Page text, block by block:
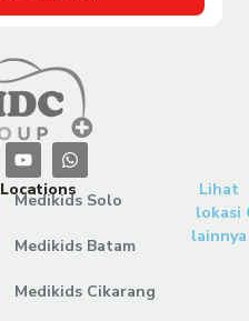
Locations
Medikids Solo
Medikids Batam
Medikids Cikarang
Lihat
lokasi
lainnya